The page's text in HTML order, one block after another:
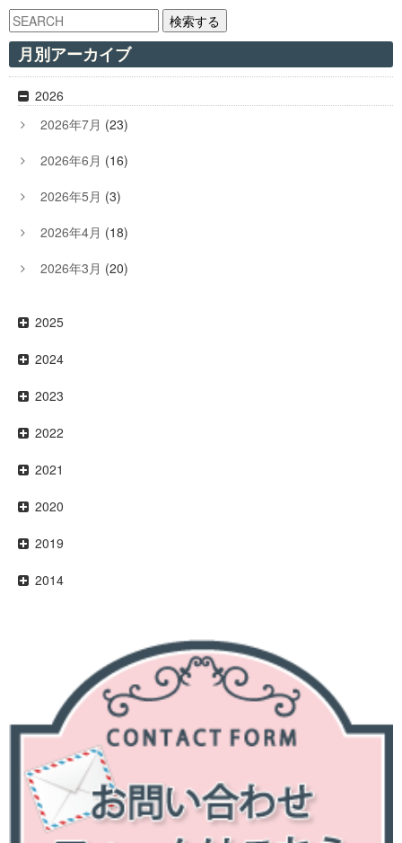
検索する
月別アーカイブ
2026
2026年7月 (23)
2026年6月 (16)
2026年5月 (3)
2026年4月 (18)
2026年3月 (20)
2025
2024
2023
2022
2021
2020
2019
2014